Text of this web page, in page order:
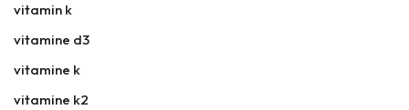
vitamin k
vitamine d3
vitamine k
vitamine k2